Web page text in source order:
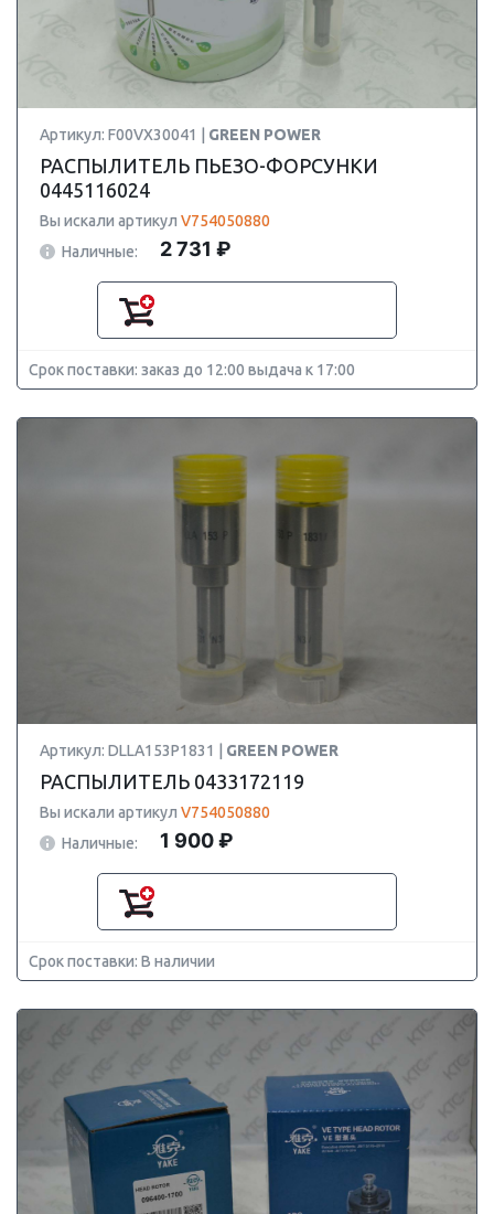
Артикул: F00VX30041 | GREEN POWER
РАСПЫЛИТЕЛЬ ПЬЕЗО-ФОРСУНКИ
0445116024
Вы искали артикул V754050880
Наличные:
2 731 ₽
Срок поставки: заказ до 12:00 выдача к 17:00
Артикул: DLLA153P1831 | GREEN POWER
РАСПЫЛИТЕЛЬ 0433172119
Вы искали артикул V754050880
Наличные:
1 900 ₽
Срок поставки: В наличии